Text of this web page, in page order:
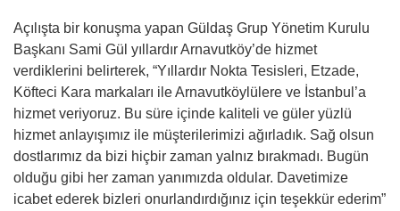
Açılışta bir konuşma yapan Güldaş Grup Yönetim Kurulu
Başkanı Sami Gül yıllardır Arnavutköy’de hizmet
verdiklerini belirterek, “Yıllardır Nokta Tesisleri, Etzade,
Köfteci Kara markaları ile Arnavutköylülere ve İstanbul’a
hizmet veriyoruz. Bu süre içinde kaliteli ve güler yüzlü
hizmet anlayışımız ile müşterilerimizi ağırladık. Sağ olsun
dostlarımız da bizi hiçbir zaman yalnız bırakmadı. Bugün
olduğu gibi her zaman yanımızda oldular. Davetimize
icabet ederek bizleri onurlandırdığınız için teşekkür ederim”